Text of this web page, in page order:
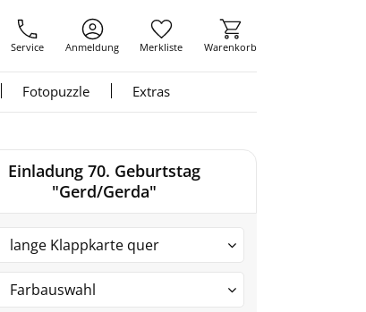
Service Anmeldung Merkliste Warenkorb
Fotopuzzle Extras
Einladung 70. Geburtstag
"Gerd/Gerda"
lange Klappkarte quer
Farbauswahl